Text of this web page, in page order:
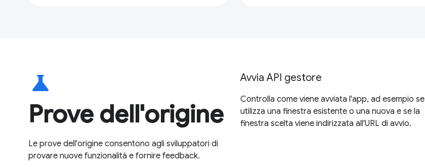
science
Prove dell'origine
Le prove dell'origine consentono agli sviluppatori di
provare nuove funzionalità e fornire feedback.
Avvia API gestore
Controlla come viene avviata l'app, ad esempio se
utilizza una finestra esistente o una nuova e se la
finestra scelta viene indirizzata all'URL di avvio.